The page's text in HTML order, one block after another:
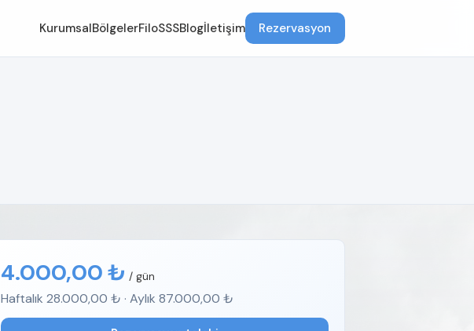
KurumsalBölgelerFiloSSSBlogİletişim Rezervasyon
4.000,00 ₺ / gün
Haftalık 28.000,00 ₺ · Aylık 87.000,00 ₺